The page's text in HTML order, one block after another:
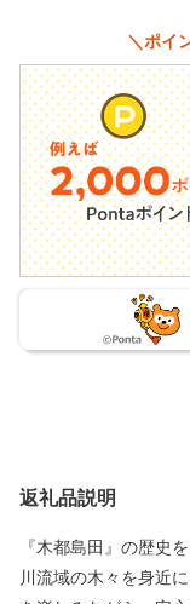
＼ポイ
返礼品説明
『木都島田』の歴史
川流域の木々を身近